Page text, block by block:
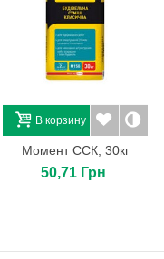
141,36 Грн
Бордюр парковый
70,80 Грн
В корзину
Момент ССК, 30кг
50,71 Грн